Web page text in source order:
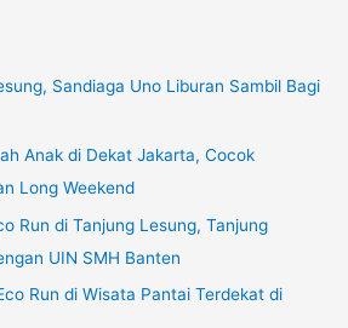
Sandiaga Uno Liburan Sambil Bagi
Anak di Dekat Jakarta, Cocok
Long Weekend
Run di Tanjung Lesung, Tanjung
UIN SMH Banten
Run di Wisata Pantai Terdekat di